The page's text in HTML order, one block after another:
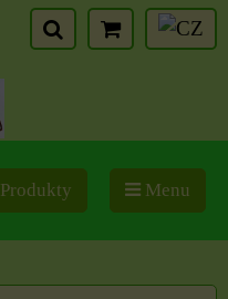
Produkty Menu